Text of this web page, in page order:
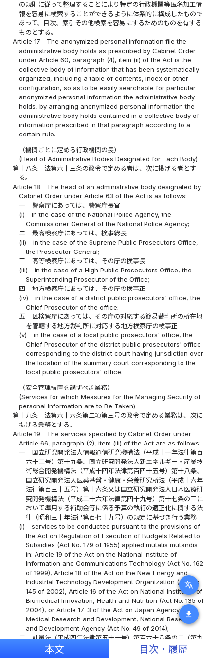
translate
download
の規則に従って整理することにより特定の行政機関等匿名加工情
報を容易に検索することができるように体系的に構成したもので
あって、目次、索引その他検索を容易にするためのものを有する
ものとする。
Article 17
The anonymized personal information file the
administrative body holds as prescribed by Cabinet Order
under Article 60, paragraph (4), item (ii) of the Act is the
collective body of information that has been systematically
organized, including a table of contents, index or other
configuration, so as to be easily searchable for particular
anonymized personal information the administrative body
holds, by arranging anonymized personal information the
administrative body holds contained in a collective body of
information prescribed in that paragraph according to a
certain rule.
（機関ごとに定める行政機関の長）
(Head of Administrative Bodies Designated for Each Body)
第十八条
法第六十三条の政令で定める者は、次に掲げる者とす
る。
Article 18
The head of an administrative body designated by
Cabinet Order under Article 63 of the Act is as follows:
一
警察庁にあっては、警察庁長官
(i)
in the case of the National Police Agency, the
Commissioner General of the National Police Agency;
二
最高検察庁にあっては、検事総長
(ii)
in the case of the Supreme Public Prosecutors Office,
the Prosecutor-General;
三
高等検察庁にあっては、その庁の検事長
(iii)
in the case of a High Public Prosecutors Office, the
Superintending Prosecutor of the Office;
四
地方検察庁にあっては、その庁の検事正
(iv)
in the case of a district public prosecutors' office, the
Chief Prosecutor of the office;
五
区検察庁にあっては、その庁の対応する簡易裁判所の所在地
を管轄する地方裁判所に対応する地方検察庁の検事正
(v)
in the case of a local public prosecutors' office, the
Chief Prosecutor of the district public prosecutors' office
corresponding to the district court having jurisdiction over
the location of the summary court corresponding to the
local public prosecutors' office.
（安全管理措置を講ずべき業務）
(Services for which Measures for the Managing Security of
personal Information are to Be Taken)
第十九条
法第六十六条第二項第三号の政令で定める業務は、次に
掲げる業務とする。
Article 19
The services specified by Cabinet Order under
Article 66, paragraph (2), item (iii) of the Act are as follows:
一
国立研究開発法人情報通信研究機構法（平成十一年法律第百
六十二号）第十九条、国立研究開発法人新エネルギー・産業技
術総合開発機構法（平成十四年法律第百四十五号）第十八条、
国立研究開発法人医薬基盤・健康・栄養研究所法（平成十六年
法律第百三十五号）第十六条又は国立研究開発法人日本医療研
究開発機構法（平成二十六年法律第四十九号）第十七条の三に
おいて準用する補助金等に係る予算の執行の適正化に関する法
律（昭和三十年法律第百七十九号）の規定に基づき行う業務
(i)
services to be conducted pursuant to the provisions of
the Act on Regulation of Execution of Budgets Related to
Subsidies (Act No. 179 of 1955) applied mutatis mutandis
in: Article 19 of the Act on the National Institute of
Information and Communications Technology (Act No. 162
of 1999), Article 18 of the Act on the New Energy and
Industrial Technology Development Organization (Act No.
145 of 2002), Article 16 of the Act on National Institutes of
Biomedical Innovation, Health and Nutrition (Act No. 135 of
2004), or Article 17-3 of the Act on Japan Agency for
Medical Research and Development, National Research
and Development Agency (Act No. 49 of 2014);
二
計量法（平成四年法律第五十一号）第百六十八条の二（第九
号に係る部分に限る。）又は第百六十八条の三第一項の規定に
基づき行う業務
本文 目次・履歴